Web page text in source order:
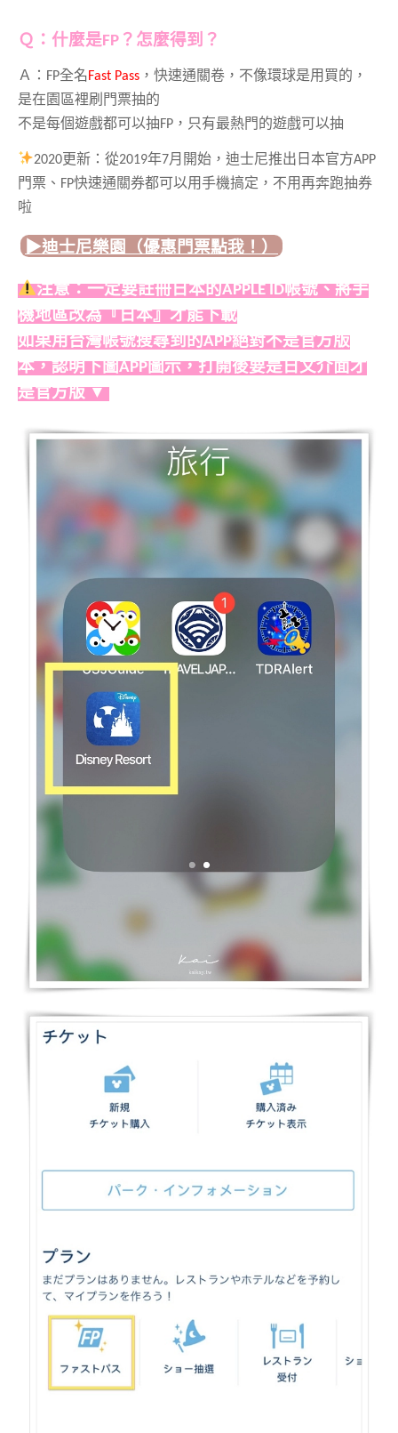
Ｑ：什麼是FP？怎麼得到？
Ａ：FP全名Fast Pass ，快速通關卷，不像環球是用買的，
是在園區裡刷門票抽的
不是每個遊戲都可以抽FP， 只有最熱門的遊戲可以抽
2020更新：從2019年7月開始，迪士尼推出日本官方APP
門票、FP快速通關券都可以用手機搞定，不用再奔跑抽券
啦
▶︎迪士尼樂園（優惠門票點我！）
注意：一定要註冊日本的APPLE ID帳號、將手
機地區改為『日本』才能下載
如果用台灣帳號搜尋到的APP絕對不是官方版
本，認明下圖APP圖示，打開後要是日文介面才
是官方版 ▼